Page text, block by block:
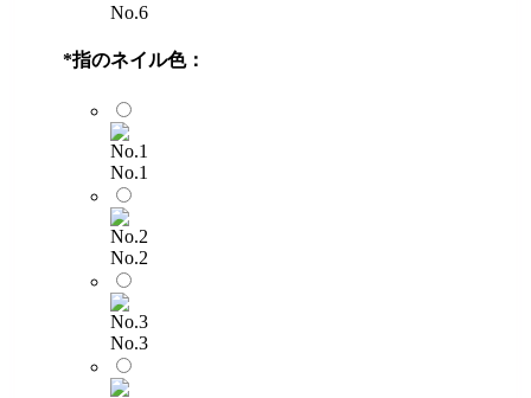
No.6
*指のネイル色：
No.1
No.2
No.3